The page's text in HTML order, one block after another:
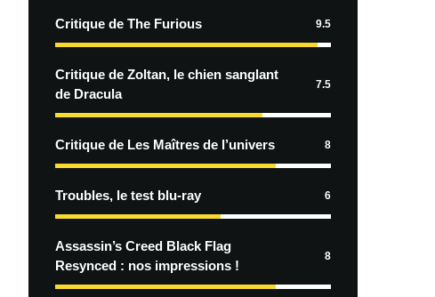
Critique de The Furious 9.5
Critique de Zoltan, le chien sanglant
de Dracula
7.5
Critique de Les Maîtres de l’univers 8
Troubles, le test blu-ray 6
Assassin’s Creed Black Flag
Resynced : nos impressions !
8